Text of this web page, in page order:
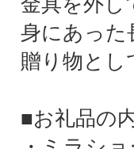
身にあった
贈り物と
■お礼品の